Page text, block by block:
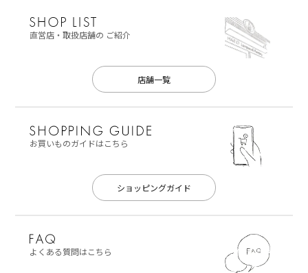
直営店・取扱店舗の ご紹介
店舗一覧
お買いものガイドはこちら
ショッピングガイド
よくある質問はこちら